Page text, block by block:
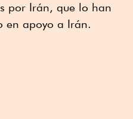
por Irán, que lo han
en apoyo a Irán.